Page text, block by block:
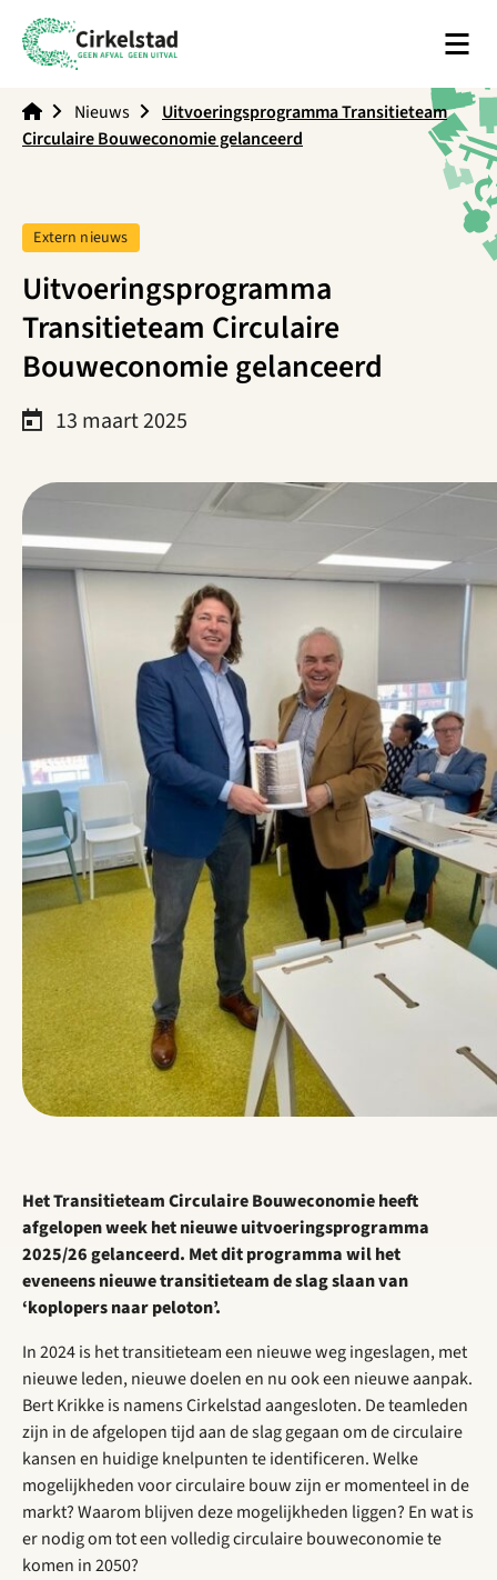
Menu
Nieuws
Uitvoeringsprogramma Transitieteam
Circulaire Bouweconomie gelanceerd
Uitvoeringsprogramma
Transitieteam Circulaire
Bouweconomie gelanceerd
Tag:
Extern nieuws
13 maart 2025
Het Transitieteam Circulaire Bouweconomie heeft
afgelopen week het nieuwe uitvoeringsprogramma
2025/26 gelanceerd. Met dit programma wil het
eveneens nieuwe transitieteam de slag slaan van
‘koplopers naar peloton’.
In 2024 is het transitieteam een nieuwe weg ingeslagen, met
nieuwe leden, nieuwe doelen en nu ook een nieuwe aanpak.
Bert Krikke is namens Cirkelstad aangesloten. De teamleden
zijn in de afgelopen tijd aan de slag gegaan om de circulaire
kansen en huidige knelpunten te identificeren. Welke
mogelijkheden voor circulaire bouw zijn er momenteel in de
markt? Waarom blijven deze mogelijkheden liggen? En wat is
er nodig om tot een volledig circulaire bouweconomie te
komen in 2050?